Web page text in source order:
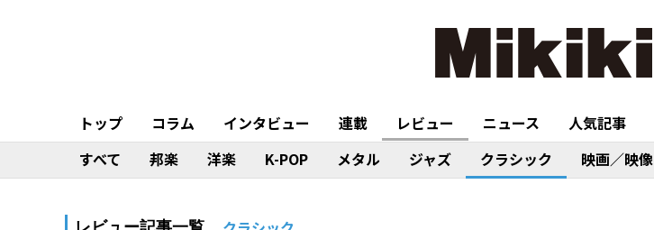
トップ コラム インタビュー 連載 レビュー ニュース 人気記事
すべて
邦楽 洋楽 K-POP メタル ジャズ クラシック 映画／映像